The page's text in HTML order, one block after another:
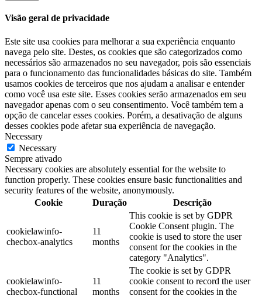
Visão geral de privacidade
Este site usa cookies para melhorar a sua experiência enquanto
navega pelo site. Destes, os cookies que são categorizados como
necessários são armazenados no seu navegador, pois são essenciais
para o funcionamento das funcionalidades básicas do site. Também
usamos cookies de terceiros que nos ajudam a analisar e entender
como você usa este site. Esses cookies serão armazenados em seu
navegador apenas com o seu consentimento. Você também tem a
opção de cancelar esses cookies. Porém, a desativação de alguns
desses cookies pode afetar sua experiência de navegação.
Necessary
Necessary
Sempre ativado
Necessary cookies are absolutely essential for the website to
function properly. These cookies ensure basic functionalities and
security features of the website, anonymously.
Cookie
Duração Descrição
cookielawinfo-
checbox-analytics
11
months
This cookie is set by GDPR
Cookie Consent plugin. The
cookie is used to store the user
consent for the cookies in the
category "Analytics".
cookielawinfo-
checbox-functional
11
months
The cookie is set by GDPR
cookie consent to record the user
consent for the cookies in the